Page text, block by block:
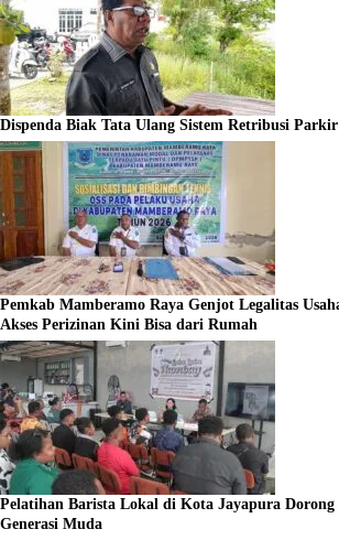
Dispenda Biak Tata Ulang Sistem Retribusi
Pemkab Mamberamo Raya Genjot Legalitas
Akses Perizinan Kini Bisa dari Rumah
Pelatihan Barista Lokal di Kota Jayapura
Generasi Muda